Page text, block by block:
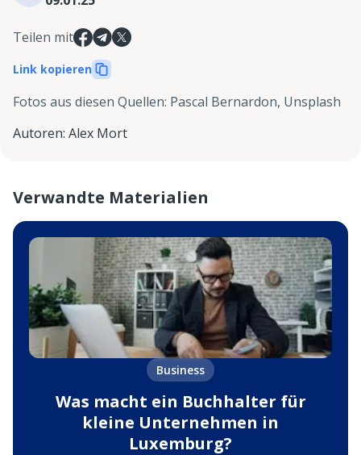
Teilen mit
Link kopieren
Fotos aus diesen Quellen: Pascal Bernardon, Unsplash
Autoren: Alex Mort
Verwandte Materialien
Business
Was macht ein Buchhalter für
kleine Unternehmen in
Luxemburg?